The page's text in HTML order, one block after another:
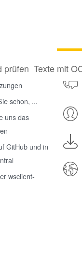
prüfen Texte mit
schon, ...
uns das
GitHub und in
wsclient-